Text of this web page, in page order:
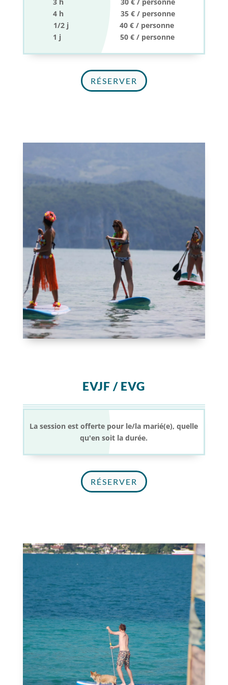
3 h 30 € / personne
4 h 35 € / personne
1/2 j 40 € / personne
1 j 50 € / personne
RÉSERVER
EVJF / EVG
La session est offerte pour le/la marié(e), quelle
qu'en soit la durée.
RÉSERVER